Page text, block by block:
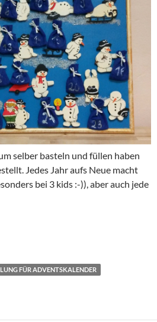
selber basteln und füllen haben
Jedes Jahr aufs Neue macht
bei 3 kids :-)), aber auch jede
für Kinder
FÜR ADVENTSKALENDER